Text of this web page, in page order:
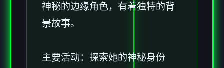
神秘的边缘角色，有着独特的背
景故事。
主要活动：探索她的神秘身份